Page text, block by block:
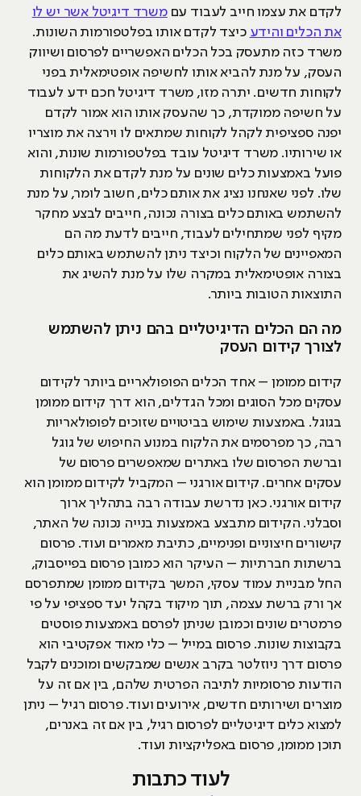
לקדם את עצמו חייב לעבוד עםמשרד דיגיטל אשר יש לו
את הכלים והידע כיצד לקדם אותו בפלטפורמות השונות.
משרד כזה מתעסק בכל הכלים האפשריים לפרסום ושיווק
העסק, על מנת להביא אותו לחשיפה אופטימאלית בפני
לקוחות חדשים. יתרה מזו, משרד דיגיטל חכם ידע לעבוד
על חשיפה ממוקדת, כך שהעסק אותו הוא אמור לקדם
יפנה ספציפית לקהל לקוחות שמתאים לו וירצה את מוצריו
או שירותיו. משרד דיגיטל עובד בפלטפורמות שונות, והוא
פועל באמצעות כלים שונים על מנת לקדם את הלקוחות
שלו. לפני שאנחנו נציג את אותם כלים, חשוב לומר, על מנת
להשתמש באותם כלים בצורה נכונה, חייבים לבצע מחקר
מקיף לפני שמתחילים לעבוד, חייבים לדעת מה הם
המאפיינים של הלקוח וכיצד ניתן להשתמש באותם כלים
בצורה אופטימאלית במקרה שלו על מנת להשיג את
התוצאות הטובות ביותר.
מה הם הכלים הדיגיטליים בהם ניתן להשתמש
לצורך קידום העסק
קידום ממומן – אחד הכלים הפופולאריים ביותר לקידום
עסקים מכל הסוגים ומכל הגדלים, הוא דרך קידום ממומן
בגוגל. באמצעות שימוש בביטויים שזוכים לפופולאריות
רבה, כך מפרסמים את הלקוח במנוע החיפוש של גוגל
וברשת הפרסום שלו באתרים שמאפשרים פרסום של
עסקים אחרים. קידום אורגני – המקביל לקידום ממומן הוא
קידום אורגני. כאן נדרשת עבודה רבה בתהליך ארוך
וסבלני. הקידום מתבצע באמצעות בנייה נכונה של האתר,
קישורים חיצוניים ופנימיים, כתיבת מאמרים ועוד. פרסום
ברשתות חברתיות – העיקר הוא כמובן פרסום בפייסבוק,
החל מבניית עמוד עסקי, המשך בקידום ממומן שמתפרסם
אך ורק ברשת עצמה, תוך מיקוד בקהל יעד ספציפי על פי
פרמטרים שונים וכמובן שניתן לפרסם באמצעות פוסטים
בקבוצות שונות. פרסום במייל – כלי מאוד אפקטיבי הוא
פרסום דרך ניוזלטר בקרב אנשים שמבקשים ומוכנים לקבל
הודעות פרסומיות לתיבה הפרטית שלהם, בין אם זה על
מוצרים ושירותים חדשים, אירועים ועוד. פרסום רגיל – ניתן
למצוא כלים דיגיטליים לפרסום רגיל, בין אם זה באנרים,
תוכן ממומן, פרסום באפליקציות ועוד.
לעוד כתבות